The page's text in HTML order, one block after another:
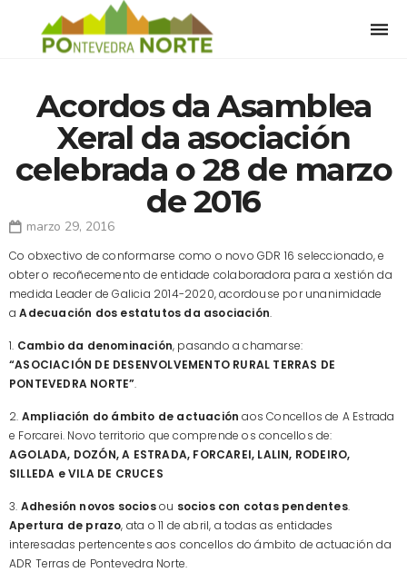
Acordos da Asamblea
Xeral da asociación
celebrada o 28 de marzo
de 2016
marzo 29, 2016
Co obxectivo de conformarse como o novo GDR 16 seleccionado, e
obter o recoñecemento de entidade colaboradora para a xestión da
medida Leader de Galicia 2014-2020, acordouse por unanimidade
aAdecuación dos estatutos da asociación.
1. Cambio da denominación, pasando a chamarse:
“ASOCIACIÓN DE DESENVOLVEMENTO RURAL TERRAS DE
PONTEVEDRA NORTE”.
2. Ampliación do ámbito de actuación aos Concellos de A Estrada
e Forcarei. Novo territorio que comprende os concellos de:
AGOLADA, DOZÓN, A ESTRADA, FORCAREI, LALIN, RODEIRO,
SILLEDA e VILA DE CRUCES
3. Adhesión novos sociosou socios con cotas pendentes.
Apertura de prazo, ata o 11 de abril, a todas as entidades
interesadas pertencentes aos concellos do ámbito de actuación da
ADR Terras de Pontevedra Norte.